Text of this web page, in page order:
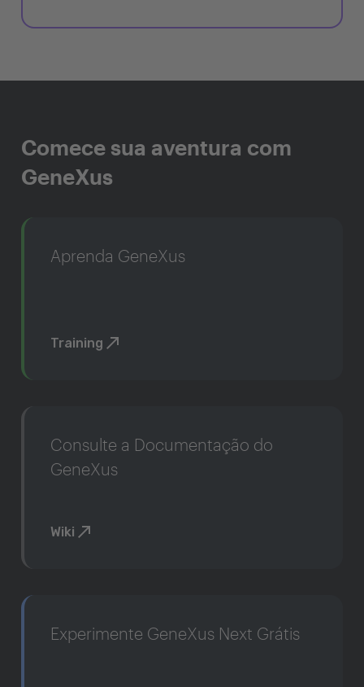
Comece sua aventura com
GeneXus
Aprenda GeneXus
Training
Consulte a Documentação do
GeneXus
Wiki
Experimente GeneXus Next Grátis